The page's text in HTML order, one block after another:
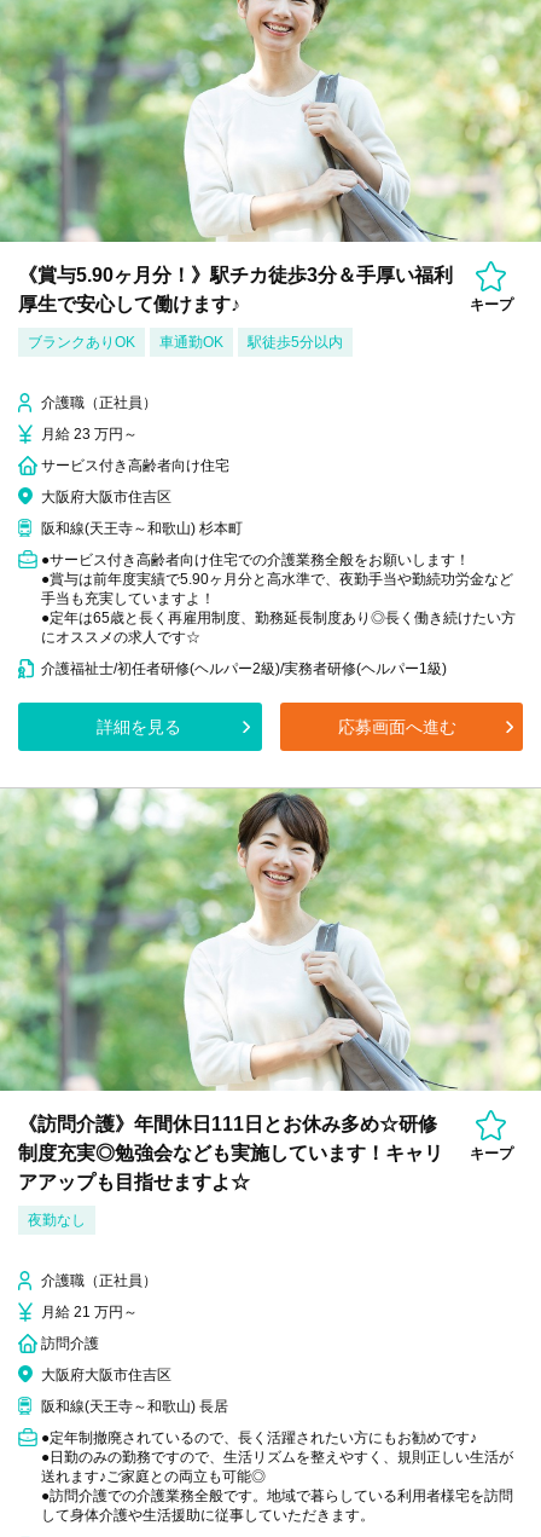
《賞与5.90ヶ月分！》駅チカ徒歩3分＆手厚い福利
厚生で安心して働けます♪
キープ
ブランクありOK 車通勤OK 駅徒歩5分以内
介護職（正社員）
月給 23 万円～
サービス付き高齢者向け住宅
大阪府大阪市住吉区
阪和線(天王寺～和歌山) 杉本町
●サービス付き高齢者向け住宅での介護業務全般をお願いします！
●賞与は前年度実績で5.90ヶ月分と高水準で、夜勤手当や勤続功労金など
手当も充実していますよ！
●定年は65歳と長く再雇用制度、勤務延長制度あり◎長く働き続けたい方
にオススメの求人です☆
介護福祉士/初任者研修(ヘルパー2級)/実務者研修(ヘルパー1級)
詳細を見る 応募画面へ進む
《訪問介護》年間休日111日とお休み多め☆研修
制度充実◎勉強会なども実施しています！キャリ
アアップも目指せますよ☆
キープ
夜勤なし
介護職（正社員）
月給 21 万円～
訪問介護
大阪府大阪市住吉区
阪和線(天王寺～和歌山) 長居
●定年制撤廃されているので、長く活躍されたい方にもお勧めです♪
●日勤のみの勤務ですので、生活リズムを整えやすく、規則正しい生活が
送れます♪ご家庭との両立も可能◎
●訪問介護での介護業務全般です。地域で暮らしている利用者様宅を訪問
して身体介護や生活援助に従事していただきます。